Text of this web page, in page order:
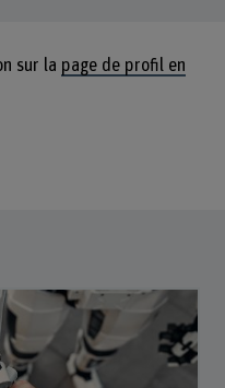
sur la page de profil en